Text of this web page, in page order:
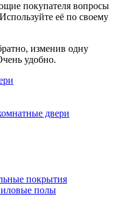
покупателя вопросы
её по своему
изменив одну
удобно.
двери
покрытия
полы